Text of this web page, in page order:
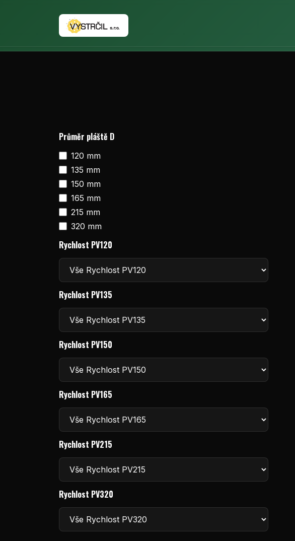
Průměr pláště D
120 mm
135 mm
150 mm
165 mm
215 mm
320 mm
Rychlost PV120
Rychlost PV135
Rychlost PV150
Rychlost PV165
Rychlost PV215
Rychlost PV320